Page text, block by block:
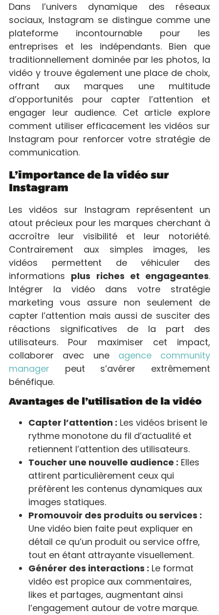
Dans l’univers dynamique des réseaux
sociaux, Instagram se distingue comme une
plateforme incontournable pour les
entreprises et les indépendants. Bien que
traditionnellement dominée par les photos, la
vidéo y trouve également une place de choix,
offrant aux marques une multitude
d’opportunités pour capter l’attention et
engager leur audience. Cet article explore
comment utiliser efficacement les vidéos sur
Instagram pour renforcer votre stratégie de
communication.
L’importance de la vidéo sur
Instagram
Les vidéos sur Instagram représentent un
atout précieux pour les marques cherchant à
accroître leur visibilité et leur notoriété.
Contrairement aux simples images, les
vidéos permettent de véhiculer des
informations plus riches et engageantes.
Intégrer la vidéo dans votre stratégie
marketing vous assure non seulement de
capter l’attention mais aussi de susciter des
réactions significatives de la part des
utilisateurs. Pour maximiser cet impact,
collaborer avec une agence community
manager peut s’avérer extrêmement
bénéfique.
Avantages de l’utilisation de la vidéo
Capter l’attention : Les vidéos brisent le
rythme monotone du fil d’actualité et
retiennent l’attention des utilisateurs.
Toucher une nouvelle audience : Elles
attirent particulièrement ceux qui
préfèrent les contenus dynamiques aux
images statiques.
Promouvoir des produits ou services :
Une vidéo bien faite peut expliquer en
détail ce qu’un produit ou service offre,
tout en étant attrayante visuellement.
Générer des interactions : Le format
vidéo est propice aux commentaires,
likes et partages, augmentant ainsi
l’engagement autour de votre marque.